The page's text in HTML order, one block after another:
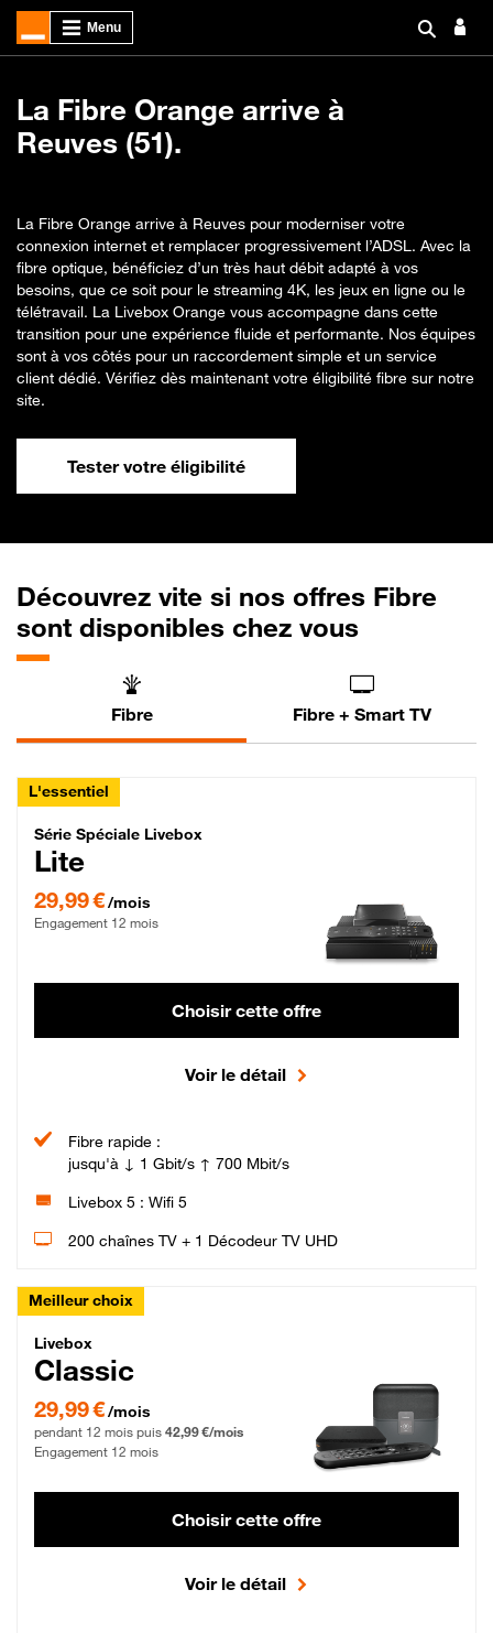
La Fibre Orange arrive à
Reuves (51).
La Fibre Orange arrive à Reuves pour moderniser votre
connexion internet et remplacer progressivement l’ADSL. Avec la
fibre optique, bénéficiez d’un très haut débit adapté à vos
besoins, que ce soit pour le streaming 4K, les jeux en ligne ou le
télétravail. La Livebox Orange vous accompagne dans cette
transition pour une expérience fluide et performante. Nos équipes
sont à vos côtés pour un raccordement simple et un service
client dédié. Vérifiez dès maintenant votre éligibilité fibre sur notre
site.
Tester votre éligibilité
Découvrez vite si nos offres Fibre
sont disponibles chez vous
Fibre Fibre + Smart TV
L'essentiel
Série Spéciale Livebox Lite Fibre
Série Spéciale Livebox
Lite
29,99 €/mois
Engagement 12 mois
Choisir cette offre
Voir le détail
Fibre rapide :
jusqu'à ↓ 1 Gbit/s ↑ 700 Mbit/s
Livebox 5 : Wifi 5
200 chaînes TV + 1 Décodeur TV UHD
Meilleur choix
Livebox Classic Fibre
Livebox
Classic
29,99 € par mois pendant 12 mois puis 42,99 € par mois, Engagement 12 mois
29,99 €/mois
pendant 12 mois puis 42,99 €/mois
Engagement 12 mois
Choisir cette offre
Voir le détail